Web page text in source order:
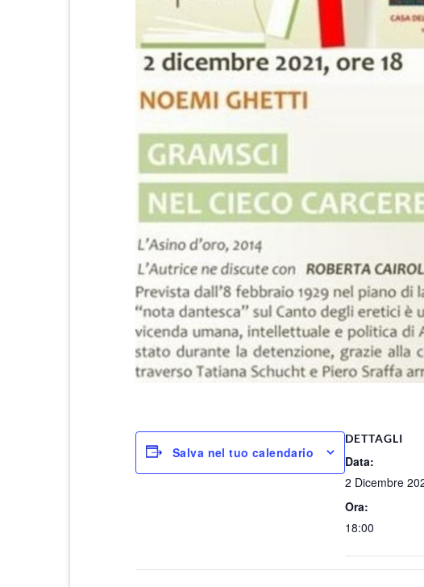
Salva nel tuo calendario
DETTAGLI
Data:
2 Dicembre
Ora:
18:00